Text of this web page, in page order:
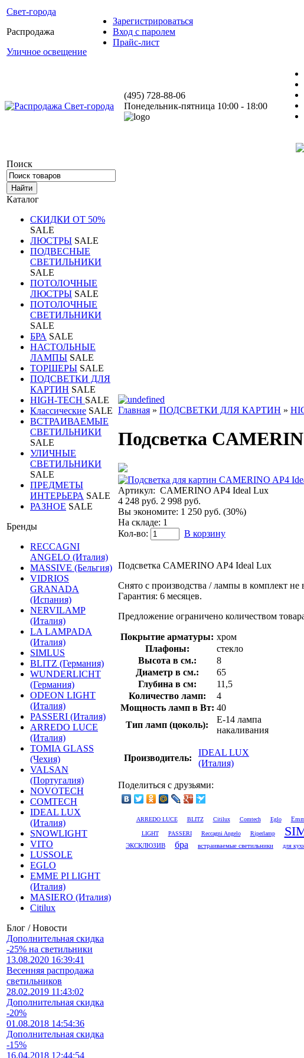
Свет-города
Распродажа
Уличное освещение
Зарегистрироваться
Вход с паролем
Прайс-лист
(495) 728-88-06
Понедельник-пятница 10:00 - 18:00
Поиск
Каталог
СКИДКИ ОТ 50%
SALE
ЛЮСТРЫ SALE
ПОДВЕСНЫЕ
СВЕТИЛЬНИКИ
SALE
ПОТОЛОЧНЫЕ
ЛЮСТРЫ SALE
ПОТОЛОЧНЫЕ
СВЕТИЛЬНИКИ
SALE
БРА SALE
НАСТОЛЬНЫЕ
ЛАМПЫ SALE
ТОРШЕРЫ SALE
ПОДСВЕТКИ ДЛЯ
КАРТИН SALE
HIGH-TECH SALE
Классические SALE
ВСТРАИВАЕМЫЕ
СВЕТИЛЬНИКИ
SALE
УЛИЧНЫЕ
СВЕТИЛЬНИКИ
SALE
ПРЕДМЕТЫ
ИНТЕРЬЕРА SALE
РАЗНОЕ SALE
Бренды
RECCAGNI
ANGELO (Италия)
MASSIVE (Бельгия)
VIDRIOS
GRANADA
(Испания)
NERVILAMP
(Италия)
LA LAMPADA
(Италия)
SIMLUS
BLITZ (Германия)
WUNDERLICHT
(Германия)
ODEON LIGHT
(Италия)
PASSERI (Италия)
ARREDO LUCE
(Италия)
TOMIA GLASS
(Чехия)
VALSAN
(Португалия)
NOVOTECH
COMTECH
IDEAL LUX
(Италия)
SNOWLIGHT
VITO
LUSSOLE
EGLO
EMME PI LIGHT
(Италия)
MASIERO (Италия)
Citilux
Блог / Новости
Дополнительная скидка
-25% на светильники
13.08.2020 16:39:41
Весенняя распродажа
светильников
28.02.2019 11:43:02
Дополнительная скидка
-20%
01.08.2018 14:54:36
Дополнительная скидка
-15%
16.04.2018 12:44:54
Главная » ПОДСВЕТКИ ДЛЯ КАРТИН »
Подсветка
Артикул: CAMERINO AP4 Ideal Lux
4 248 руб. 2 998 руб.
Вы экономите: 1 250 руб. (30%)
На складе: 1
Кол-во:
В корзину
Подсветка CAMERINO AP4 Ideal Lux
Снято с производства / лампы в комплект не
Гарантия: 6 месяцев.
Предложение ограничено количеством
Покрытие арматуры: хром
Плафоны:
стекло
Высота в см.:
8
Диаметр в см.:
65
Глубина в см:
11,5
Количество ламп:
4
Мощность ламп в Вт: 40
Тип ламп (цоколь):
E-14 лампа
накаливания
Производитель:
IDEAL LUX
(Италия)
Поделиться с друзьями:
ARREDO LUCE BLITZ Citilux Comtech Eglo
LIGHT PASSERI Reccagni Angelo Riperlamp
ЭКСКЛЮЗИВ
бра встраиваемые светильники для